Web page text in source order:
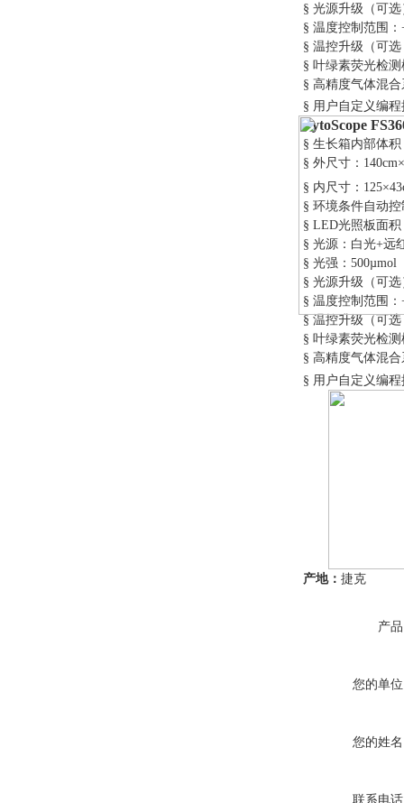
§ 光源升级（可选
§ 温度控制范围：
§ 温控升级（可
§ 叶绿素荧光检
§ 高精度气体混
§ 用户自定义编程
FytoScope
§ 生长箱内部体积
§ 外尺寸： 140cm×
§ 内尺寸： 125×
§ 环境条件自动
§ LED光照板面积
§ 光源：白光+远
§ 光强： 500µmol
§ 光源升级（可选
§ 温度控制范围：
§ 温控升级（可
§ 叶绿素荧光检
§ 高精度气体混
§ 用户自定义编程
产地： 捷克
产
您的单
您的姓
联系电